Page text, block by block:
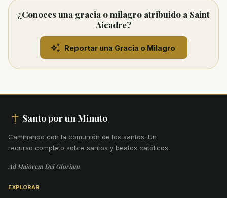
¿Conoces una gracia o milagro atribuido a Saint
Aicadre?
Reportar una Gracia o Milagro
Santo por un Minuto
Caminando con la comunión de los santos. Un
recurso completo sobre santos y beatos católicos.
Ad Maiorem Dei Gloriam
EXPLORAR